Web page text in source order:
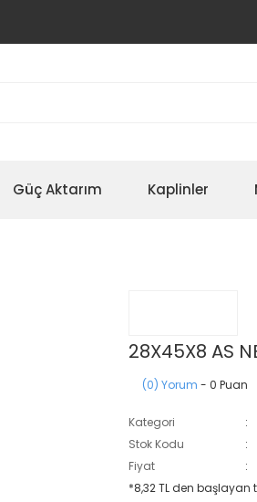
Güç Aktarım Kaplinler
28X45X8 AS
(0) Yorum - 0 Puan
Kategori
Stok Kodu
Fiyat
*8,32 TL den başlayan